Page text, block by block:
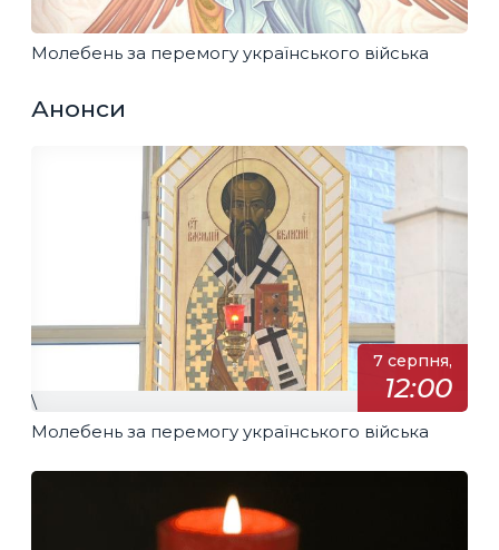
Молебень за перемогу українського війська
Анонси
7 серпня,
12:00
\
Молебень за перемогу українського війська